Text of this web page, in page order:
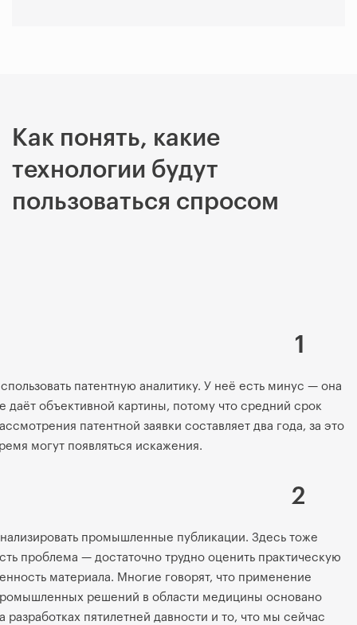
Как понять, какие
технологии будут
пользоваться спросом
1
патентную аналитику. У неё есть минус — она
даёт объективной картины, потому что средний срок
патентной заявки составляет два года, за это
могут появляться искажения.
2
промышленные публикации. Здесь тоже
проблема — достаточно трудно оценить практическую
материала. Многие говорят, что применение
решений в области медицины основано
разработках пятилетней давности и то, что мы сейчас